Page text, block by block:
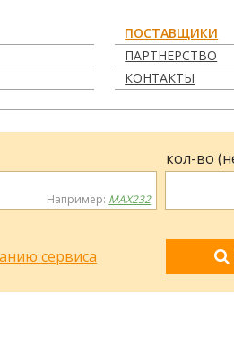
ПОСТАВЩИКИ
ПАРТНЕРСТВО
КОНТАКТЫ
кол-во
Например: MAX232
сервиса